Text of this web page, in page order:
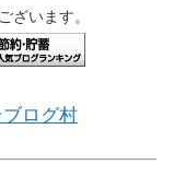
ざいます。
ログ村